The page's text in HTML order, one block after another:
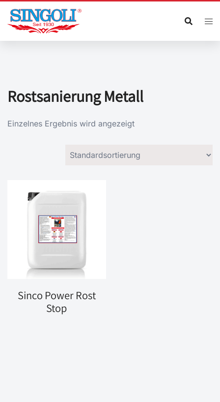
Zum
Inhalt
springen
Rostsanierung Metall
Einzelnes Ergebnis wird angezeigt
Sinco Power Rost
Stop